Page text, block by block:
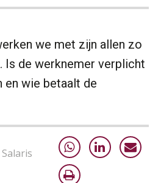
we met zijn allen zo
Is de werknemer verplicht
en wie betaalt de